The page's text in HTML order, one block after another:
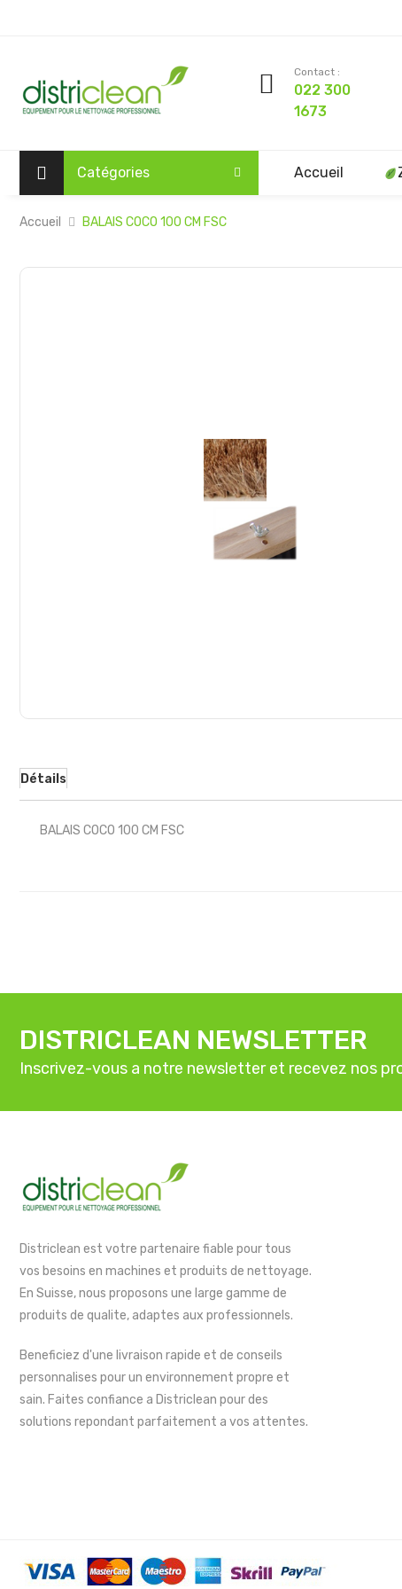
Contact :
022 300
1673
Catégories Accueil
Accueil BALAIS COCO 100 CM FSC
Passer
Détails
BALAIS COCO 100 CM FSC
DISTRICLEAN NEWSLETTER
Inscrivez-vous a notre newsletter et recevez nos
Districlean est votre partenaire fiable pour tous
vos besoins en machines et produits de nettoyage.
En Suisse, nous proposons une large gamme de
produits de qualite, adaptes aux professionnels.
Beneficiez d'une livraison rapide et de conseils
personnalises pour un environnement propre et
sain. Faites confiance a Districlean pour des
solutions repondant parfaitement a vos attentes.